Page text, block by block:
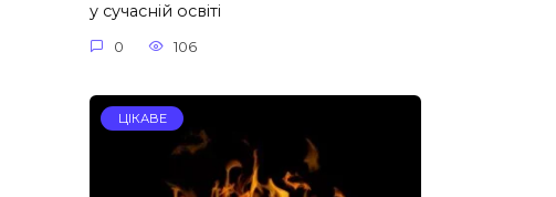
у сучасній освіті
0 106
ЦІКАВЕ